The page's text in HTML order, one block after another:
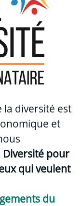
la diversité est
et
Diversité pour
qui veulent
du